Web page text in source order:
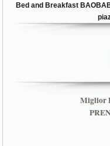
Bed and Breakfast
Miglior